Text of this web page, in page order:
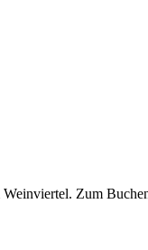
Zum